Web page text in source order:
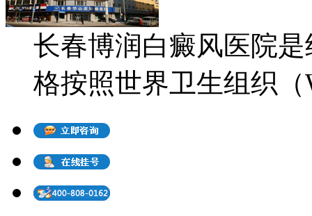
长春博润白癜风医院
格按照世界卫生组织（